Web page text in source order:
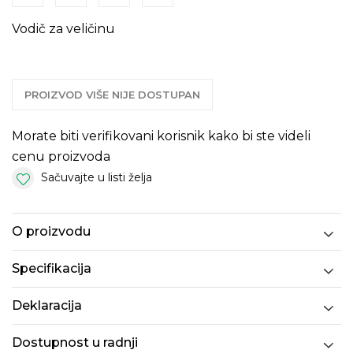
Vodič za veličinu
PROIZVOD VIŠE NIJE DOSTUPAN
Morate biti verifikovani korisnik kako bi ste videli
cenu proizvoda
Sačuvajte u listi želja
O proizvodu
Specifikacija
Deklaracija
Dostupnost u radnji